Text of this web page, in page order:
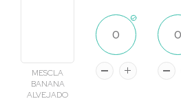
MESCLA
BANANA
ALVEJADO